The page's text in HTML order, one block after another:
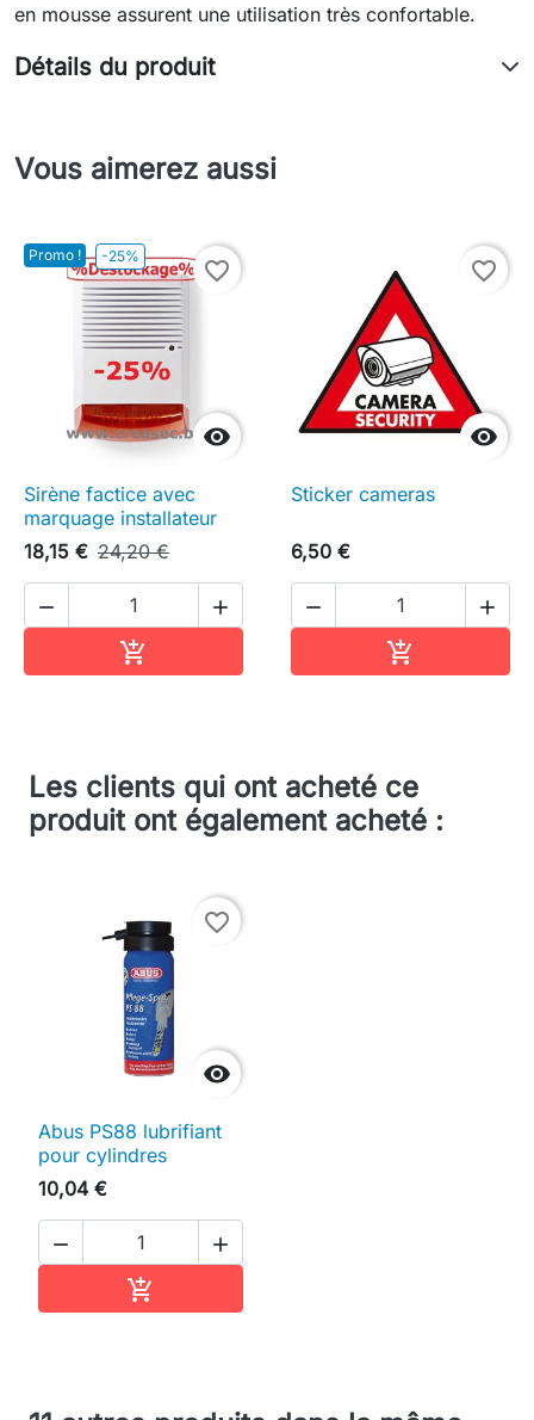
en mousse assurent une utilisation très confortable.
Détails du produit
Vous aimerez aussi
Promo ! -25%

favorite_border
Sirène factice avec
marquage installateur
18,15 € 24,20 €
 


favorite_border
Sticker cameras
6,50 €
 

Les clients qui ont acheté ce
produit ont également acheté :

favorite_border
Abus PS88 lubrifiant
pour cylindres
10,04 €
 
